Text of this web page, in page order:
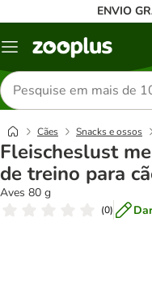
ENVIO
Menu
Pesquisar
produtos
Cães Snacks e ossos
Fleischeslust
de treino para
Aves 80 g
(0)